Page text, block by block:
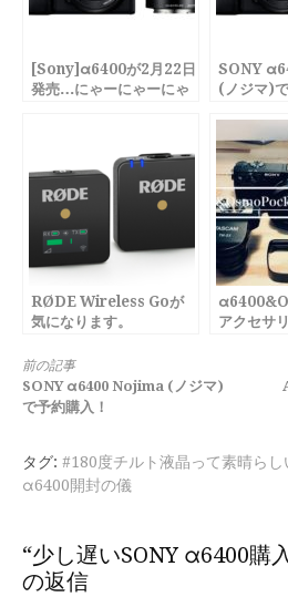
[Sony]α6400が2月22日
発売…にゃーにゃーにゃ
SONY
(ノジマ)
RØDE Wireless Goが
気になります。
アクセサ
続
き
を
読
む
前の記事
SONY α6400 Nojima (ノジマ)
で予約購入！
タグ: #180度チルト液晶って素晴らし
α6400開封の儀
“少し遅いSONY α6400購
の返信